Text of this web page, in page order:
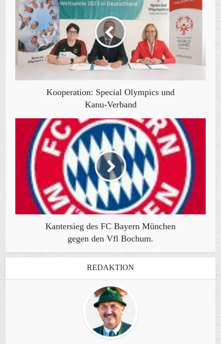
Kooperation: Special Olympics und
Kanu-Verband
Kantersieg des FC Bayern München
gegen den Vfl Bochum.
REDAKTION